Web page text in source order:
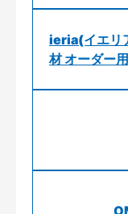
ieria(イエリ
材 オーダー